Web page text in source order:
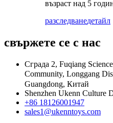
възраст над 5
разследванедетайл
свържете се с нас
Сграда 2, Fuqiang
Community, Longgang
Guangdong, Китай
Shenzhen Ukenn Culture
+86 18126001947
sales1@ukenntoys.com